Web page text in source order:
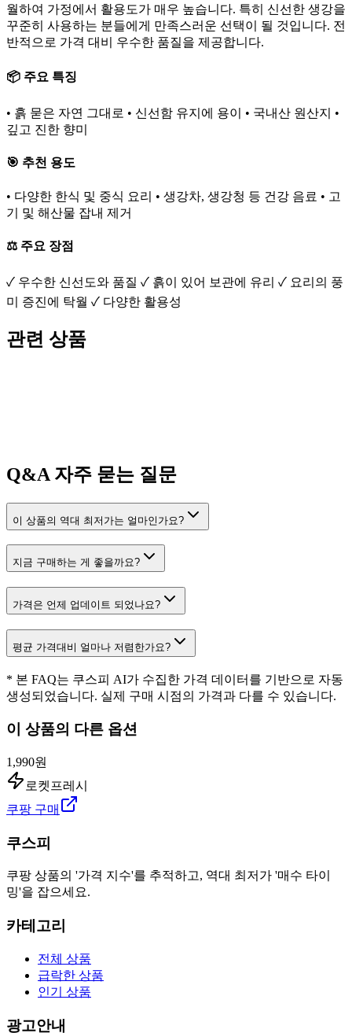
월하여 가정에서 활용도가 매우 높습니다. 특히 신선한 생강을
꾸준히 사용하는 분들에게 만족스러운 선택이 될 것입니다. 전
반적으로 가격 대비 우수한 품질을 제공합니다.
📦 주요 특징
• 흙 묻은 자연 그대로 • 신선함 유지에 용이 • 국내산 원산지 •
깊고 진한 향미
🎯 추천 용도
• 다양한 한식 및 중식 요리 • 생강차, 생강청 등 건강 음료 • 고
기 및 해산물 잡내 제거
⚖️ 주요 장점
✓ 우수한 신선도와 품질 ✓ 흙이 있어 보관에 유리 ✓ 요리의 풍
미 증진에 탁월 ✓ 다양한 활용성
관련 상품
Q&A 자주 묻는 질문
이 상품의 역대 최저가는 얼마인가요?
지금 구매하는 게 좋을까요?
가격은 언제 업데이트 되었나요?
평균 가격대비 얼마나 저렴한가요?
* 본 FAQ는 쿠스피 AI가 수집한 가격 데이터를 기반으로 자동
생성되었습니다. 실제 구매 시점의 가격과 다를 수 있습니다.
이 상품의 다른 옵션
1,990원
로켓프레시
쿠팡 구매
쿠스피
쿠팡 상품의 '가격 지수'를 추적하고, 역대 최저가 '매수 타이
밍'을 잡으세요.
카테고리
전체 상품
급락한 상품
인기 상품
광고안내